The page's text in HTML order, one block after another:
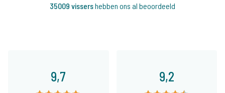
35009 vissershebben ons al beoordeeld
9,7 9,2